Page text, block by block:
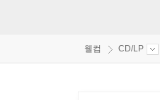
웰컴 CD/LP